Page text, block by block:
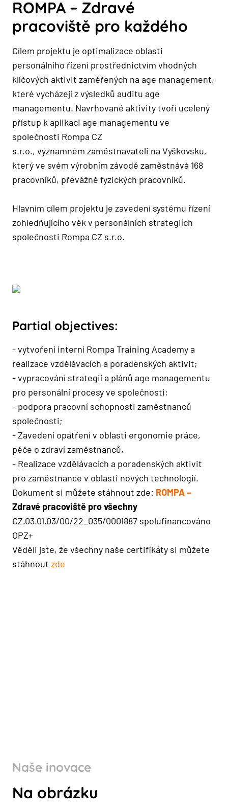
ROMPA – Zdravé
pracoviště pro každého
Cílem projektu je optimalizace oblasti
personálního řízení prostřednictvím vhodných
klíčových aktivit zaměřených na age management,
které vycházejí z výsledků auditu age
managementu. Navrhované aktivity tvoří ucelený
přístup k aplikaci age managementu ve
společnosti Rompa CZ
s.r.o., významném zaměstnavateli na Vyškovsku,
který ve svém výrobním závodě zaměstnává 168
pracovníků, převážně fyzických pracovníků.
Hlavním cílem projektu je zavedení systému řízení
zohledňujícího věk v personálních strategiích
společnosti Rompa CZ s.r.o.
Partial objectives:
- vytvoření interní Rompa Training Academy a
realizace vzdělávacích a poradenských aktivit;
- vypracování strategií a plánů age managementu
pro personální procesy ve společnosti;
- podpora pracovní schopnosti zaměstnanců
společnosti;
- Zavedení opatření v oblasti ergonomie práce,
péče o zdraví zaměstnanců,
- Realizace vzdělávacích a poradenských aktivit
pro zaměstnance v oblasti nových technologií.
Dokument si můžete stáhnout zde: ROMPA–
Zdravé pracoviště pro všechny
CZ.03.01.03/00/22_035/0001887 spolufinancováno
OPZ+
Věděli jste, že všechny naše certifikáty si můžete
stáhnout zde
Naše inovace
Na obrázku